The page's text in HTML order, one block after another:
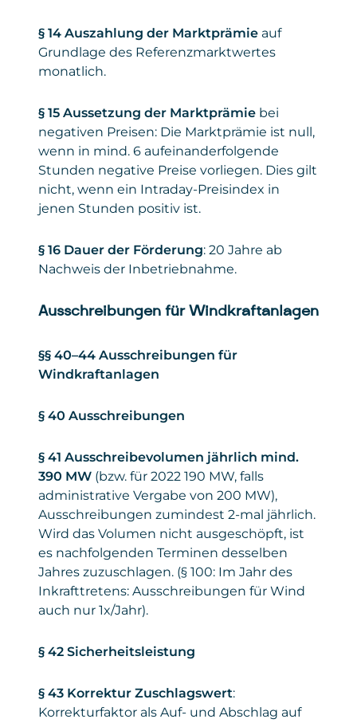
§ 14 Auszahlung der Marktprämie auf
Grundlage des Referenzmarktwertes
monatlich.
§ 15 Aussetzung der Marktprämie bei
negativen Preisen: Die Marktprämie ist null,
wenn in mind. 6 aufeinanderfolgende
Stunden negative Preise vorliegen. Dies gilt
nicht, wenn ein Intraday-Preisindex in
jenen Stunden positiv ist.
§ 16 Dauer der Förderung: 20 Jahre ab
Nachweis der Inbetriebnahme.
Ausschreibungen für Windkraftanlagen
§§ 40–44 Ausschreibungen für
Windkraftanlagen
§ 40 Ausschreibungen
§ 41 Ausschreibevolumen jährlich mind.
390 MW (bzw. für 2022 190 MW, falls
administrative Vergabe von 200 MW),
Ausschreibungen zumindest 2-mal jährlich.
Wird das Volumen nicht ausgeschöpft, ist
es nachfolgenden Terminen desselben
Jahres zuzuschlagen. (§ 100: Im Jahr des
Inkrafttretens: Ausschreibungen für Wind
auch nur 1x/Jahr).
§ 42 Sicherheitsleistung
§ 43 Korrektur Zuschlagswert:
Korrekturfaktor als Auf- und Abschlag auf